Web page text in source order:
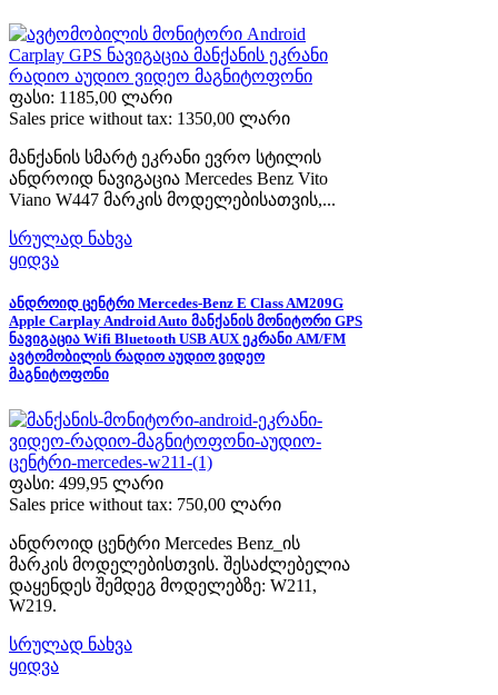
ფასი: 1185,00 ლარი
Sales price without tax: 1350,00 ლარი
მანქანის სმარტ ეკრანი ევრო სტილის
ანდროიდ ნავიგაცია Mercedes Benz Vito
Viano W447 მარკის მოდელებისათვის,...
სრულად ნახვა
ყიდვა
ანდროიდ ცენტრი Mercedes-Benz E Class AM209G
Apple Carplay Android Auto მანქანის მონიტორი GPS
ნავიგაცია Wifi Bluetooth USB AUX ეკრანი AM/FM
ავტომობილის რადიო აუდიო ვიდეო
მაგნიტოფონი
ფასი: 499,95 ლარი
Sales price without tax: 750,00 ლარი
ანდროიდ ცენტრი Mercedes Benz_ის
მარკის მოდელებისთვის. შესაძლებელია
დაყენდეს შემდეგ მოდელებზე: W211,
W219.
სრულად ნახვა
ყიდვა